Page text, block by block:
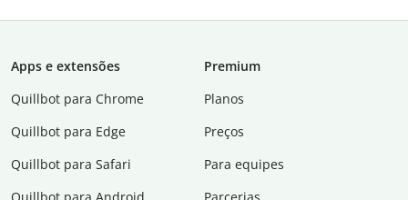
Apps e extensões
Quillbot para Chrome
Quillbot para Edge
Quillbot para Safari
Premium
Planos
Preços
Para equipes